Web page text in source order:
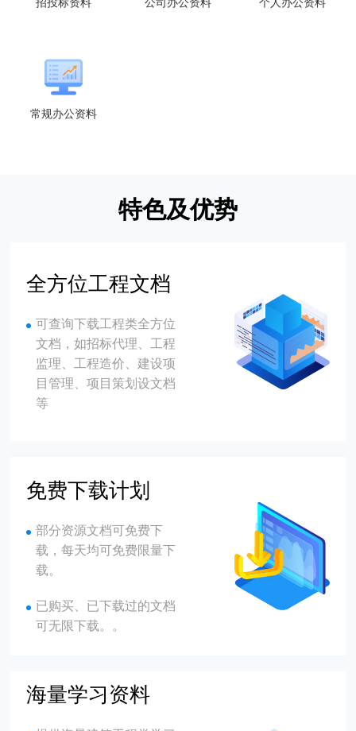
招投标资料 公司办公资料 个人办公资料
常规办公资料
特色及优势
全方位工程文档
可查询下载工程类全方位
文档，如招标代理、工程
监理、工程造价、建设项
目管理、项目策划设文档
等
免费下载计划
部分资源文档可免费下
载，每天均可免费限量下
载。
已购买、已下载过的文档
可无限下载。。
海量学习资料